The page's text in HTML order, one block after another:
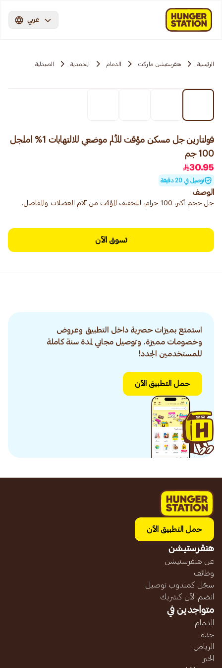
عربي
الرئيسية هنقرستيشن ماركت الدمام المحمدية الصيدلية
فولتارين جل مسكن مؤقت للألم موضعي للالتهابات 1% املجل
100 جم
30.95
توصيل في 20 دقيقة
الوصف
جل حجم أكبر، 100 جرام، للتخفيف المؤقت من آلام العضلات والمفاصل.
تسوق الآن
استمتع بميزات حصرية داخل التطبيق وعروض
وخصومات مميزة. وتوصيل مجاني لمدة سنة كاملة
للمستخدمين الجدد!
حمل التطبيق الآن
حمل التطبيق الآن
هنقرستيشن
عن هنقرستيشن
وظائف
سجّل كمندوب توصيل
انضم الآن كشريك
متواجدين في
الدمام
جده
الرياض
الخبر